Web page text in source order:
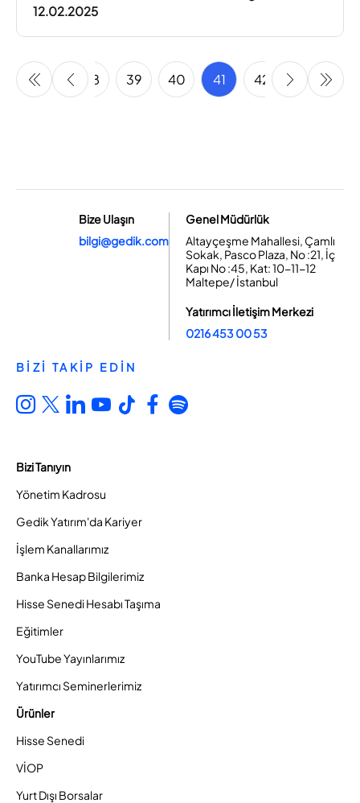
12.02.2025
37 38 39 40 41 42 43 44
Bize Ulaşın
bilgi@gedik.com
Genel Müdürlük
Altayçeşme Mahallesi, Çamlı
Sokak, Pasco Plaza, No :21, İç
Kapı No :45, Kat: 10-11-12
Maltepe/ İstanbul
Yatırımcı İletişim Merkezi
0216 453 00 53
BİZİ TAKİP EDİN
Bizi Tanıyın
Yönetim Kadrosu
Gedik Yatırım'da Kariyer
İşlem Kanallarımız
Banka Hesap Bilgilerimiz
Hisse Senedi Hesabı Taşıma
Eğitimler
YouTube Yayınlarımız
Yatırımcı Seminerlerimiz
Ürünler
Hisse Senedi
VİOP
Yurt Dışı Borsalar